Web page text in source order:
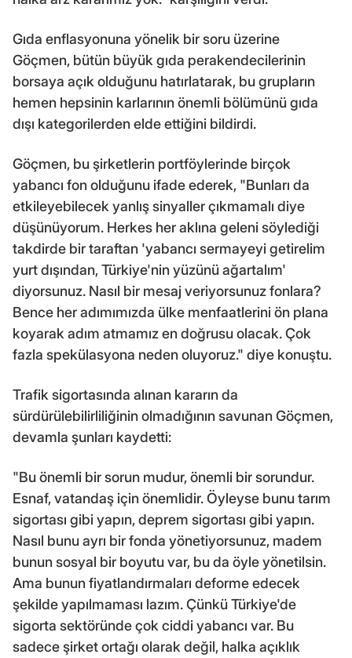
Gıda enflasyonuna yönelik bir soru üzerine
Göçmen, bütün büyük gıda perakendecilerinin
borsaya açık olduğunu hatırlatarak, bu grupların
hemen hepsinin karlarının önemli bölümünü gıda
dışı kategorilerden elde ettiğini bildirdi.
Göçmen, bu şirketlerin portföylerinde birçok
yabancı fon olduğunu ifade ederek, "Bunları da
etkileyebilecek yanlış sinyaller çıkmamalı diye
düşünüyorum. Herkes her aklına geleni söylediği
takdirde bir taraftan 'yabancı sermayeyi getirelim
yurt dışından, Türkiye'nin yüzünü ağartalım'
diyorsunuz. Nasıl bir mesaj veriyorsunuz fonlara?
Bence her adımımızda ülke menfaatlerini ön plana
koyarak adım atmamız en doğrusu olacak. Çok
fazla spekülasyona neden oluyoruz." diye konuştu.
Trafik sigortasında alınan kararın da
sürdürülebilirliliğinin olmadığının savunan Göçmen,
devamla şunları kaydetti:
"Bu önemli bir sorun mudur, önemli bir sorundur.
Esnaf, vatandaş için önemlidir. Öyleyse bunu tarım
sigortası gibi yapın, deprem sigortası gibi yapın.
Nasıl bunu ayrı bir fonda yönetiyorsunuz, madem
bunun sosyal bir boyutu var, bu da öyle yönetilsin.
Ama bunun fiyatlandırmaları deforme edecek
şekilde yapılmaması lazım. Çünkü Türkiye'de
sigorta sektöründe çok ciddi yabancı var. Bu
sadece şirket ortağı olarak değil, halka açıklık